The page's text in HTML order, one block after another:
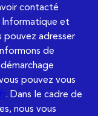
contacté
Informatique et
pouvez adresser
de
pouvez vous
. Dans le cadre de
nous vous